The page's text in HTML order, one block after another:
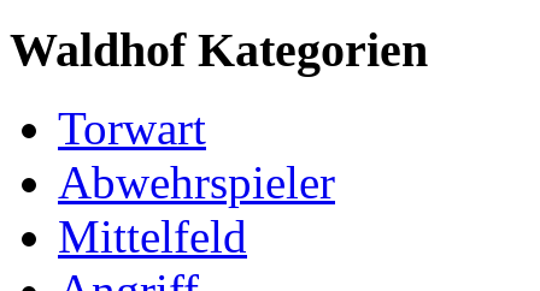
Waldhof Kategorien
Torwart
Abwehrspieler
Mittelfeld